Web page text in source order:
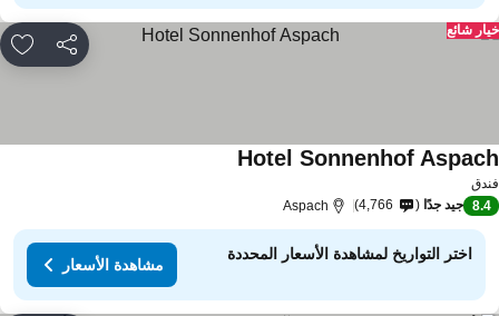
مشاركة
شائع
Hotel Sonnenhof
8.4 جيد جدًا 4,766
Aspach
اختر التواريخ لمشاهدة الأسعار المحددة
مشاهدة الأسعار